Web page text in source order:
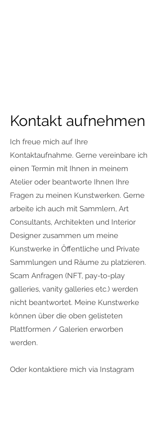
Kontakt aufnehmen
Ich freue mich auf Ihre
Kontaktaufnahme. Gerne vereinbare ich
einen Termin mit Ihnen in meinem
Atelier oder beantworte Ihnen Ihre
Fragen zu meinen Kunstwerken. Gerne
arbeite ich auch mit Sammlern, Art
Consultants, Architekten und Interior
Designer zusammen um meine
Kunstwerke in Öffentliche und Private
Sammlungen und Räume zu platzieren.
Scam Anfragen (NFT, pay-to-play
galleries, vanity galleries etc.) werden
nicht beantwortet. Meine Kunstwerke
können über die oben gelisteten
Plattformen / Galerien erworben
werden.
Oder kontaktiere mich via Instagram